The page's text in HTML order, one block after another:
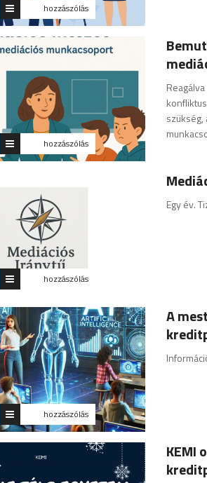
hozzászólás
hozzászólás
hozzászólás
Egy év.
hozzászólás
A
KEMI